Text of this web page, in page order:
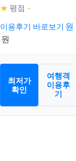
★ 평점 –
이용후기 바로보기
최저가
확인
여행객
이용후
기